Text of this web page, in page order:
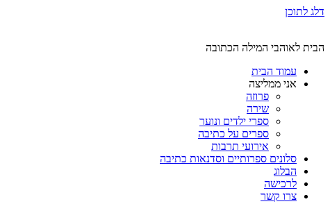
דלג לתוכן
הבית לאוהבי המילה הכתובה
עמוד הבית
אני ממליצה
פרוזה
שירה
ספרי ילדים ונוער
ספרים על כתיבה
אירועי תרבות
סלונים ספרותיים וסדנאות כתיבה
הבלוג
לרכישה
צרו קשר